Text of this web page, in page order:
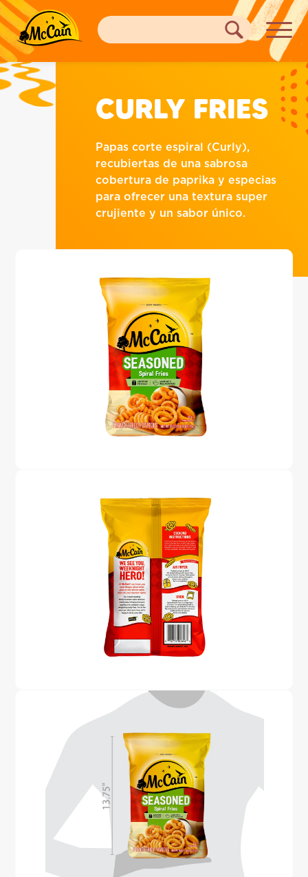
CURLY FRIES
Papas corte espiral (Curly),
recubiertas de una sabrosa
cobertura de paprika y especias
para ofrecer una textura super
crujiente y un sabor único.